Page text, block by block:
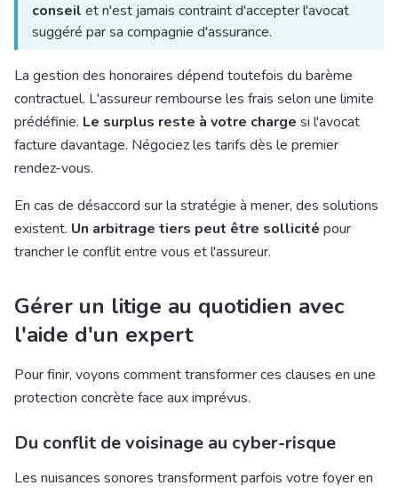
conseil et n'est jamais contraint d'accepter l'avocat
suggéré par sa compagnie d'assurance.
La gestion des honoraires dépend toutefois du barème
contractuel. L'assureur rembourse les frais selon une limite
prédéfinie. Le surplus reste à votre charge si l'avocat
facture davantage. Négociez les tarifs dès le premier
rendez-vous.
En cas de désaccord sur la stratégie à mener, des solutions
existent. Un arbitrage tiers peut être sollicité pour
trancher le conflit entre vous et l'assureur.
Gérer un litige au quotidien avec
l'aide d'un expert
Pour finir, voyons comment transformer ces clauses en une
protection concrète face aux imprévus.
Du conflit de voisinage au cyber-risque
Les nuisances sonores transforment parfois votre foyer en